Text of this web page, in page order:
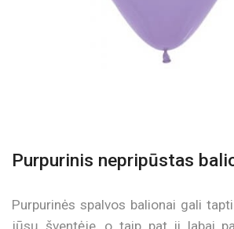
Purpurinis nepripūstas
Purpurinės spalvos balionai gali